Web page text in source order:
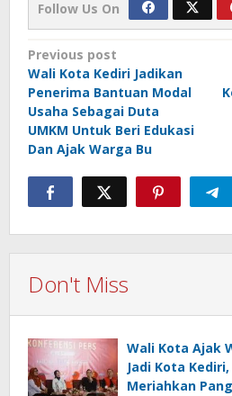
Follow Us On
Post
navigation
Previous post
Wali Kota Kediri Jadikan
Penerima Bantuan Modal
Usaha Sebagai Duta
UMKM Untuk Beri Edukasi
Dan Ajak Warga Bu
Don't Miss
Wali Kota Ajak
Jadi Kota
Meriahkan